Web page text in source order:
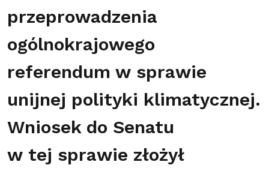
przeprowadzenia
ogólnokrajowego
referendum w sprawie
unijnej polityki klimatycznej.
Wniosek do Senatu
w tej sprawie złożył